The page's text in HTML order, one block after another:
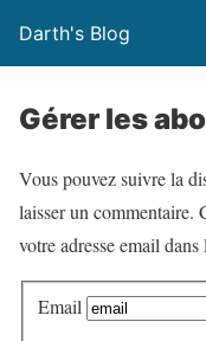
Darth's Blog
Gérer les
Vous pouvez suivre la
laisser un commentaire.
votre adresse email
Email